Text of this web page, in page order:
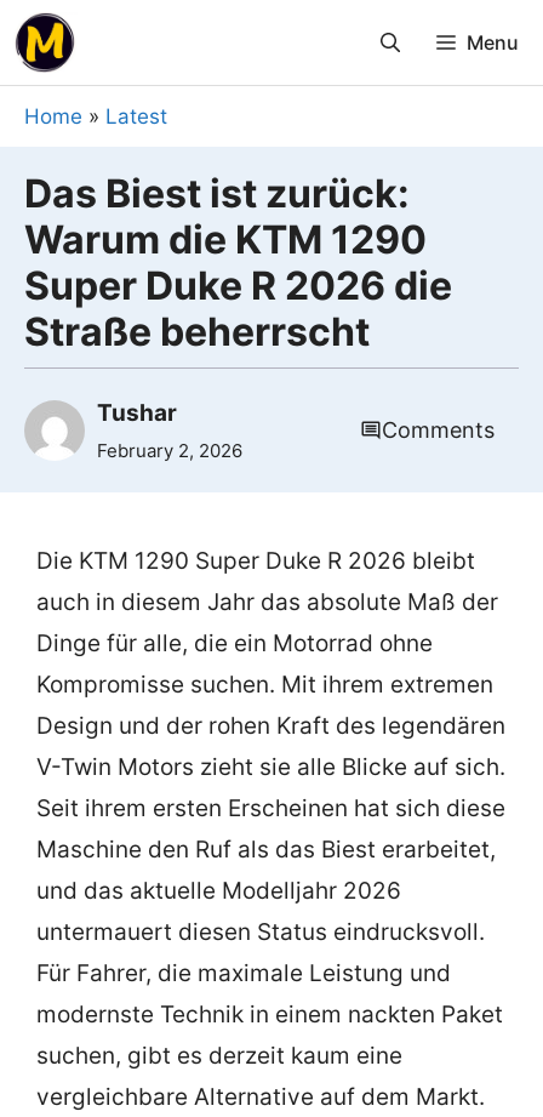
Skip
to
content
Menu
Home » Latest
Das Biest ist zurück:
Warum die KTM 1290
Super Duke R 2026 die
Straße beherrscht
Tushar
February 2, 2026
Comments
Die KTM 1290 Super Duke R 2026 bleibt
auch in diesem Jahr das absolute Maß der
Dinge für alle, die ein Motorrad ohne
Kompromisse suchen. Mit ihrem extremen
Design und der rohen Kraft des legendären
V-Twin Motors zieht sie alle Blicke auf sich.
Seit ihrem ersten Erscheinen hat sich diese
Maschine den Ruf als das Biest erarbeitet,
und das aktuelle Modelljahr 2026
untermauert diesen Status eindrucksvoll.
Für Fahrer, die maximale Leistung und
modernste Technik in einem nackten Paket
suchen, gibt es derzeit kaum eine
vergleichbare Alternative auf dem Markt.